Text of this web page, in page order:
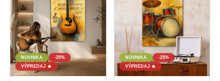
NOVINKA
-25%
VÝPREDAJ 🔥
NOVINKA
-25%
VÝPREDAJ 🔥